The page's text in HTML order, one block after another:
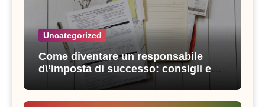
Uncategorized
Come diventare un responsabile
d\’imposta di successo: consigli e
strategie vincenti